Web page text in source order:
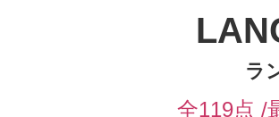
ラ
全119点 /